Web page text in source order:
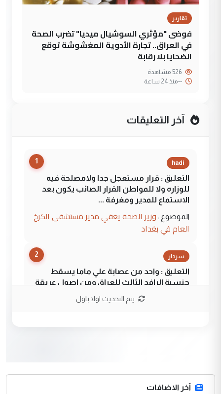
تقارير
فوضى "مؤثري السوشيال ميديا" تضرب الصحة
في العراق.. تجارة الأدوية المغشوشة توقع
الضحايا بلا رقابة
--منذ 24 ساعة
آخر التعليقات
1 hadi
التعليق : قرار مستعجل جدا ولامصلحة فيه
للوزاره ولا للمواطن القرار الصائب يكون بعد
الاستماع للمدير ومغرفة ...
الموضوع : وزير الصحة يعفي مدير مستشفى الكرخ
العام في بغداد
2 سردار
التعليق : واحد من عصابة علي ماما يسقط
جنسية الرافد الثالث للعراق ومن اصول عريقة
جنسية الرافد الثالث للعراق ومن اصول عريقة
ابا فرات ...
يتم التحديث اولا باول
آخر الاضافات